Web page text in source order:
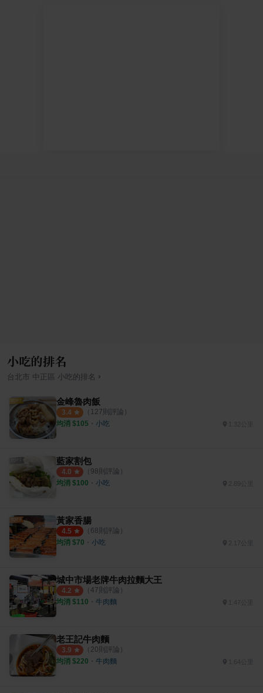
小吃的排名
台北市 中正區 小吃 的排名 ›
金峰魯肉飯
3.4 （ 127則評論）
均消 $105 ・ 小吃
藍家割包
4.0 （ 98則評論）
均消 $100 ・ 小吃
黃家香腸
4.5 （ 68則評論）
均消 $70 ・ 小吃
城中市場老牌牛肉拉麵大王
4.2 （ 47則評論）
均消 $110 ・ 牛肉麵 1.47公里
老王記牛肉麵
3.9 （ 20則評論）
均消 $220 ・ 牛肉麵 1.64公里